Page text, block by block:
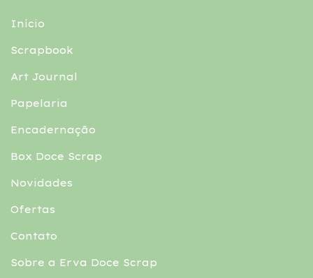
Início
Scrapbook
Art Journal
Papelaria
Encadernação
Box Doce Scrap
Novidades
Ofertas
Contato
Sobre a Erva Doce Scrap